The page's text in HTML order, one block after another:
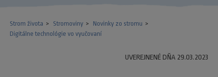
Strom života Stromoviny
Novinky zo stromu
Digitálne technológie vo vyučovaní
UVEREJNENÉ DŇA 29.03.2023